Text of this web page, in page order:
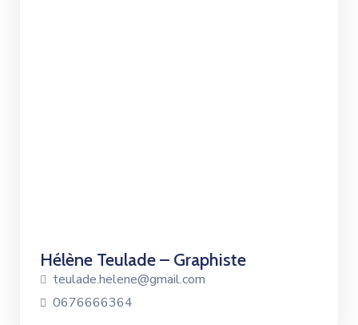
Hélène Teulade – Graphiste
teulade.helene@gmail.com
0676666364